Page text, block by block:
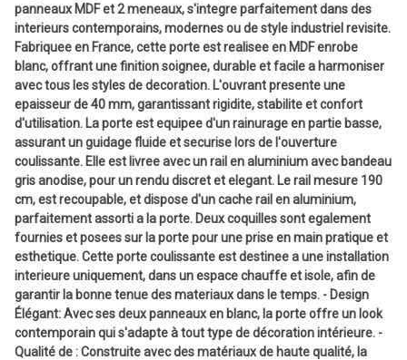
panneaux MDF et 2 meneaux, s'integre parfaitement dans des
interieurs contemporains, modernes ou de style industriel revisite.
Fabriquee en France, cette porte est realisee en MDF enrobe
blanc, offrant une finition soignee, durable et facile a harmoniser
avec tous les styles de decoration. L'ouvrant presente une
epaisseur de 40 mm, garantissant rigidite, stabilite et confort
d'utilisation. La porte est equipee d'un rainurage en partie basse,
assurant un guidage fluide et securise lors de l'ouverture
coulissante. Elle est livree avec un rail en aluminium avec bandeau
gris anodise, pour un rendu discret et elegant. Le rail mesure 190
cm, est recoupable, et dispose d'un cache rail en aluminium,
parfaitement assorti a la porte. Deux coquilles sont egalement
fournies et posees sur la porte pour une prise en main pratique et
esthetique. Cette porte coulissante est destinee a une installation
interieure uniquement, dans un espace chauffe et isole, afin de
garantir la bonne tenue des materiaux dans le temps. - Design
Élégant: Avec ses deux panneaux en blanc, la porte offre un look
contemporain qui s'adapte à tout type de décoration intérieure. -
Qualité de : Construite avec des matériaux de haute qualité, la